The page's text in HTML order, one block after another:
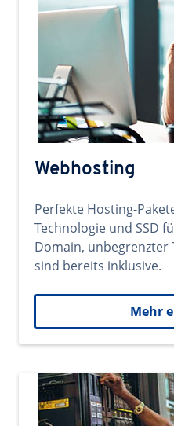
Webhosting
Perfekte Hosting-
Technologie und SSD
Domain, unbegrenzter
sind bereits inklusive.
Mehr